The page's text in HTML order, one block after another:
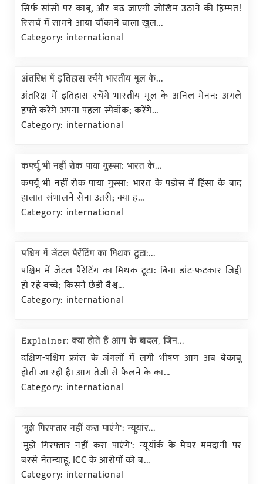
सिर्फ सांसों पर काबू, और बढ़ जाएगी जोखिम उठाने की हिम्मत!
रिसर्च में सामने आया चौंकाने वाला खुल...
Category: international
अंतरिक्ष में इतिहास रचेंगे भारतीय मूल के...
अंतरिक्ष में इतिहास रचेंगे भारतीय मूल के अनिल मेनन: अगले
हफ्ते करेंगे अपना पहला स्पेवॉक; करेंगे...
Category: international
कर्फ्यू भी नहीं रोक पाया गुस्सा: भारत के...
कर्फ्यू भी नहीं रोक पाया गुस्सा: भारत के पड़ोस में हिंसा के बाद
हालात संभालने सेना उतरी; क्या ह...
Category: international
पश्चिम में जेंटल पैरेंटिंग का मिथक टूटा:...
पश्चिम में जेंटल पैरेंटिंग का मिथक टूटा: बिना डांट-फटकार जिद्दी
हो रहे बच्चे; किसने छेड़ी वैश्व...
Category: international
Explainer: क्या होते हैं आग के बादल, जिन...
दक्षिण-पश्चिम फ्रांस के जंगलों में लगी भीषण आग अब बेकाबू
होती जा रही है। आग तेजी से फैलने के का...
Category: international
'मुझे गिरफ्तार नहीं करा पाएंगे': न्यूयॉर...
'मुझे गिरफ्तार नहीं करा पाएंगे': न्यूयॉर्क के मेयर ममदानी पर
बरसे नेतन्याहू, ICC के आरोपों को ब...
Category: international